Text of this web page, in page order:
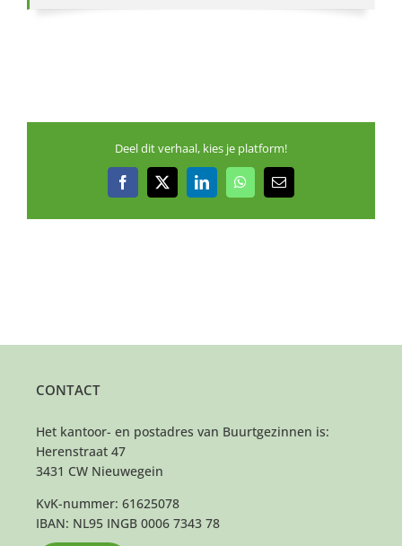
Deel dit verhaal, kies je platform!
Facebook
X LinkedInWhatsApp
E-
CONTACT
Het kantoor- en postadres van Buurtgezinnen is:
Herenstraat 47
3431 CW Nieuwegein
KvK-nummer: 61625078
IBAN: NL95 INGB 0006 7343 78